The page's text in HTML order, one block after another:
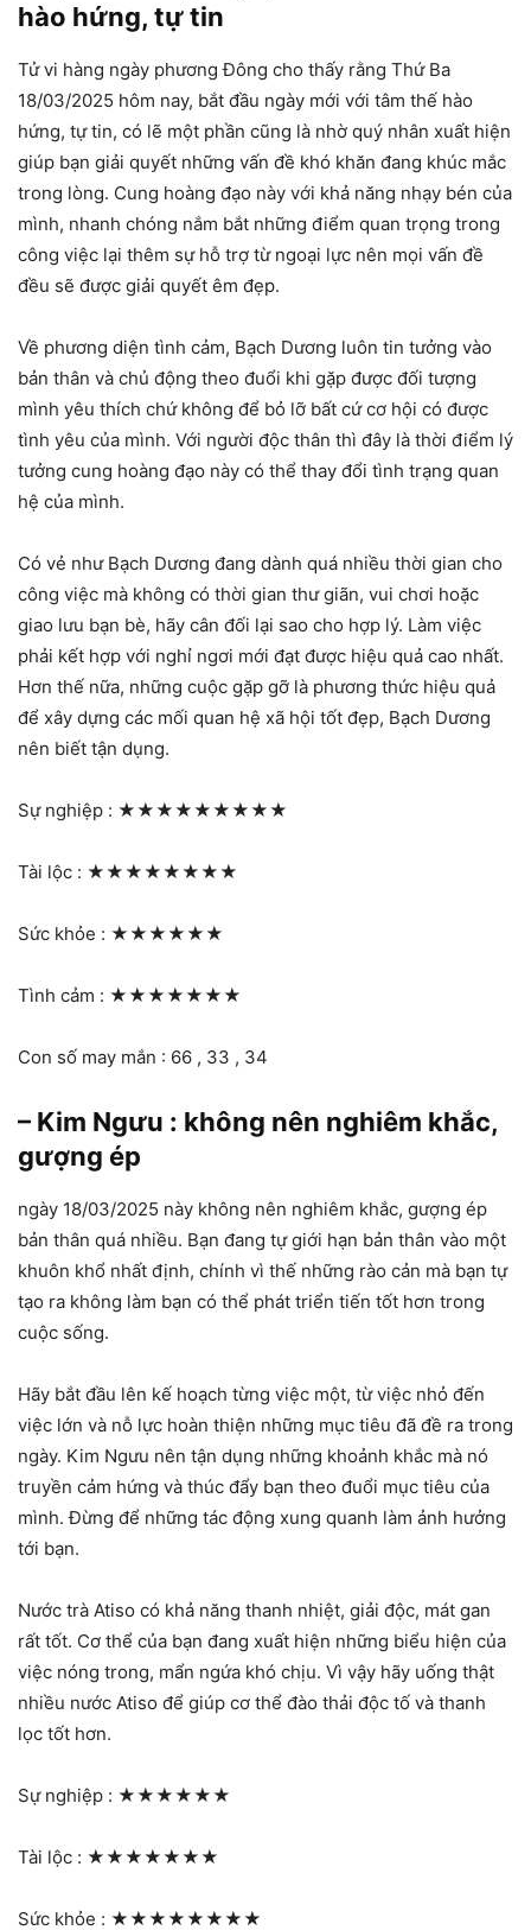
hào hứng, tự tin
Tử vi hàng ngày phương Đông cho thấy rằng Thứ Ba
18/03/2025 hôm nay, bắt đầu ngày mới với tâm thế hào
hứng, tự tin, có lẽ một phần cũng là nhờ quý nhân xuất hiện
giúp bạn giải quyết những vấn đề khó khăn đang khúc mắc
trong lòng. Cung hoàng đạo này với khả năng nhạy bén của
mình, nhanh chóng nắm bắt những điểm quan trọng trong
công việc lại thêm sự hỗ trợ từ ngoại lực nên mọi vấn đề
đều sẽ được giải quyết êm đẹp.
Về phương diện tình cảm, Bạch Dương luôn tin tưởng vào
bản thân và chủ động theo đuổi khi gặp được đối tượng
mình yêu thích chứ không để bỏ lỡ bất cứ cơ hội có được
tình yêu của mình. Với người độc thân thì đây là thời điểm lý
tưởng cung hoàng đạo này có thể thay đổi tình trạng quan
hệ của mình.
Có vẻ như Bạch Dương đang dành quá nhiều thời gian cho
công việc mà không có thời gian thư giãn, vui chơi hoặc
giao lưu bạn bè, hãy cân đối lại sao cho hợp lý. Làm việc
phải kết hợp với nghỉ ngơi mới đạt được hiệu quả cao nhất.
Hơn thế nữa, những cuộc gặp gỡ là phương thức hiệu quả
để xây dựng các mối quan hệ xã hội tốt đẹp, Bạch Dương
nên biết tận dụng.
Sự nghiệp : ★★★★★★★★★
Tài lộc : ★★★★★★★★
Sức khỏe : ★★★★★★
Tình cảm : ★★★★★★★
Con số may mắn : 66 , 33 , 34
– Kim Ngưu : không nên nghiêm khắc,
gượng ép
ngày 18/03/2025 này không nên nghiêm khắc, gượng ép
bản thân quá nhiều. Bạn đang tự giới hạn bản thân vào một
khuôn khổ nhất định, chính vì thế những rào cản mà bạn tự
tạo ra không làm bạn có thể phát triển tiến tốt hơn trong
cuộc sống.
Hãy bắt đầu lên kế hoạch từng việc một, từ việc nhỏ đến
việc lớn và nỗ lực hoàn thiện những mục tiêu đã đề ra trong
ngày. Kim Ngưu nên tận dụng những khoảnh khắc mà nó
truyền cảm hứng và thúc đẩy bạn theo đuổi mục tiêu của
mình. Đừng để những tác động xung quanh làm ảnh hưởng
tới bạn.
Nước trà Atiso có khả năng thanh nhiệt, giải độc, mát gan
rất tốt. Cơ thể của bạn đang xuất hiện những biểu hiện của
việc nóng trong, mẩn ngứa khó chịu. Vì vậy hãy uống thật
nhiều nước Atiso để giúp cơ thể đào thải độc tố và thanh
lọc tốt hơn.
Sự nghiệp : ★★★★★★
Tài lộc : ★★★★★★★
Sức khỏe : ★★★★★★★★